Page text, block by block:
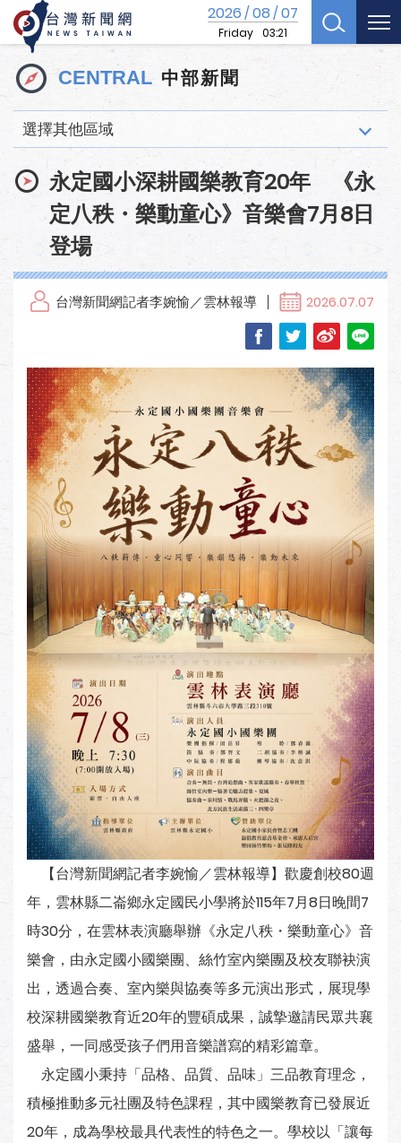
2026/08/07
Friday 03:21
CENTRAL 中部新聞
選擇其他區域
永定國小深耕國樂教育20年 《永
定八秩・樂動童心》音樂會7月8日
登場
台灣新聞網記者李婉愉／雲林報導 2026.07.07
【台灣新聞網記者李婉愉／雲林報導】歡慶創校80週
年，雲林縣二崙鄉永定國民小學將於115年7月8日晚間7
時30分，在雲林表演廳舉辦《永定八秩・樂動童心》音
樂會，由永定國小國樂團、絲竹室內樂團及校友聯袂演
出，透過合奏、室內樂與協奏等多元演出形式，展現學
校深耕國樂教育近20年的豐碩成果，誠摯邀請民眾共襄
盛舉，一同感受孩子們用音樂譜寫的精彩篇章。
永定國小秉持「品格、品質、品味」三品教育理念，
積極推動多元社團及特色課程，其中國樂教育已發展近
20年，成為學校最具代表性的特色之一。學校以「讓每